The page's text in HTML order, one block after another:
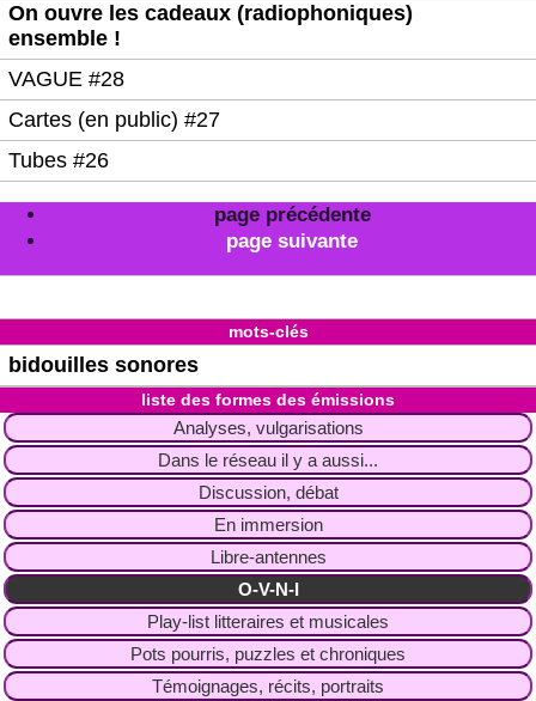
On ouvre les cadeaux (radiophoniques)
ensemble !
VAGUE #28
Cartes (en public) #27
Tubes #26
page précédente
page suivante
mots-clés
bidouilles sonores
liste des formes des émissions
Analyses, vulgarisations
Dans le réseau il y a aussi...
Discussion, débat
En immersion
Libre-antennes
O-V-N-I
Play-list litteraires et musicales
Pots pourris, puzzles et chroniques
Témoignages, récits, portraits